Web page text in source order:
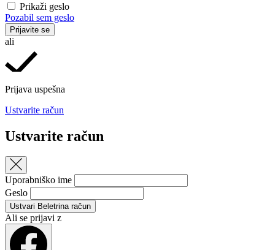
Prikaži geslo
Pozabil sem geslo
Prijavite se
ali
Prijava uspešna
Ustvarite račun
Ustvarite račun
Uporabniško ime
Geslo
Ustvari Beletrina račun
Ali se prijavi z